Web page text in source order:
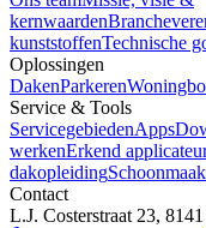
kernwaarden
kunststoffenTechnische
Oplossingen
DakenParkeren
Service & Tools
ServicegebiedenApps
werkenErkend
dakopleiding
Contact
L.J. Costerstraat 23,